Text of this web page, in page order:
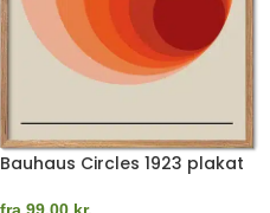
Bauhaus Circles 1923 plakat
fra 99,00 kr.